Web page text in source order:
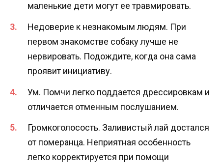
маленькие дети могут ее травмировать.
Недоверие к незнакомым людям. При
первом знакомстве собаку лучше не
нервировать. Подождите, когда она сама
проявит инициативу.
Ум. Помчи легко поддается дрессировкам и
отличается отменным послушанием.
Громкоголосость. Заливистый лай достался
от померанца. Неприятная особенность
легко корректируется при помощи